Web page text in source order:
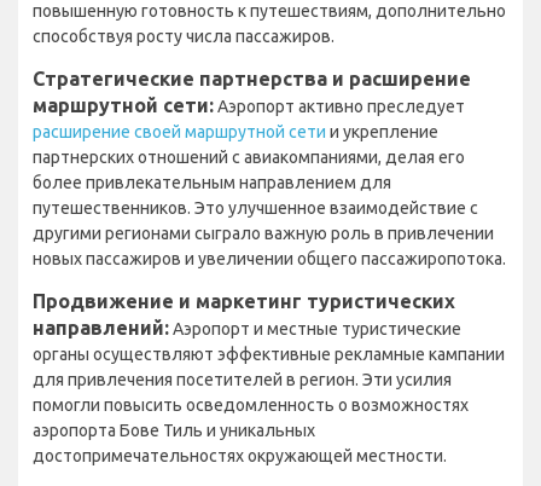
повышенную готовность к путешествиям, дополнительно
способствуя росту числа пассажиров.
Стратегические партнерства и расширение
маршрутной сети:Аэропорт активно преследует
расширение своей маршрутной сети и укрепление
партнерских отношений с авиакомпаниями, делая его
более привлекательным направлением для
путешественников. Это улучшенное взаимодействие с
другими регионами сыграло важную роль в привлечении
новых пассажиров и увеличении общего пассажиропотока.
Продвижение и маркетинг туристических
направлений:Аэропорт и местные туристические
органы осуществляют эффективные рекламные кампании
для привлечения посетителей в регион. Эти усилия
помогли повысить осведомленность о возможностях
аэропорта Бове Тиль и уникальных
достопримечательностях окружающей местности.